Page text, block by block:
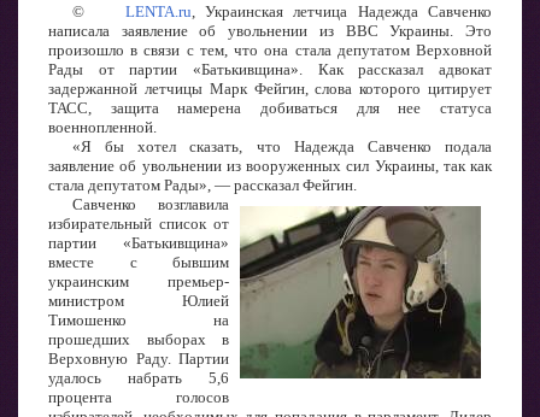
© LENTA.ru , Украинская летчица Надежда Савченко
написала заявление об увольнении из ВВС Украины. Это
произошло в связи с тем, что она стала депутатом Верховной
Рады от партии «Батькивщина». Как рассказал адвокат
задержанной летчицы Марк Фейгин, слова которого цитирует
ТАСС, защита намерена добиваться для нее статуса
военнопленной.
«Я бы хотел сказать, что Надежда Савченко подала
заявление об увольнении из вооруженных сил Украины, так как
стала депутатом Рады», — рассказал Фейгин.
Савченко возглавила
избирательный список от
партии «Батькивщина»
вместе с бывшим
украинским премьер-
министром Юлией
Тимошенко на
прошедших выборах в
Верховную Раду. Партии
удалось набрать 5,6
процента голосов